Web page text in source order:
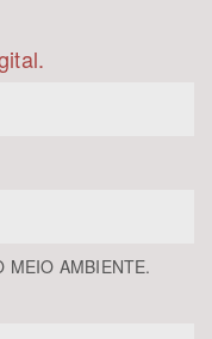
MEIO AMBIENTE.